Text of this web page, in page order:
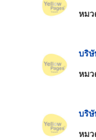
หม
บริษั
หม
บริษั
หม